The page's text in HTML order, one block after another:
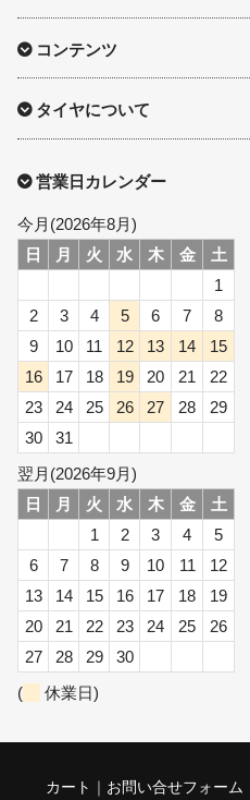
20インチ：夏タイヤホイール
ショート平面ナット
球面座ナット
ロング球面ナット
ショート球面ナット
貫通ナット
袋ナット
ロング袋ナット
ショート袋ナット
スチール鉄ホイール
持ち込み交換工賃
コンテンツ
タイヤについて
営業日カレンダー
今月(2026年8月)
日
月 火 水 木 金
土
1
2
3 4 5 6 7
8
9
10 11 12 13 14
15
16
17 18 19 20 21
22
23
24 25 26 27 28
29
30
31
翌月(2026年9月)
日
月 火 水 木 金
土
1
2 3 4
5
6
7 8 9 10 11
12
13
14 15 16 17 18
19
20
21 22 23 24 25
26
27
28 29
30
(
休業日)
カート お問い合せフォーム